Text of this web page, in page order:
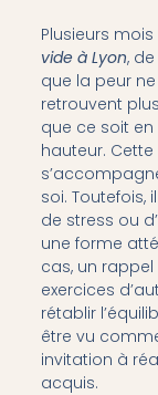
Plusieurs
vide à Lyon,
que la peur
retrouvent
que ce soit
hauteur.
soi. Toutefois,
de stress ou
une forme
cas, un
exercices
rétablir
être vu
invitation à
acquis.